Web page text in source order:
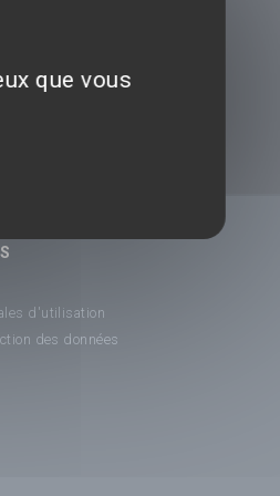
d'utilisation
des données
que vous